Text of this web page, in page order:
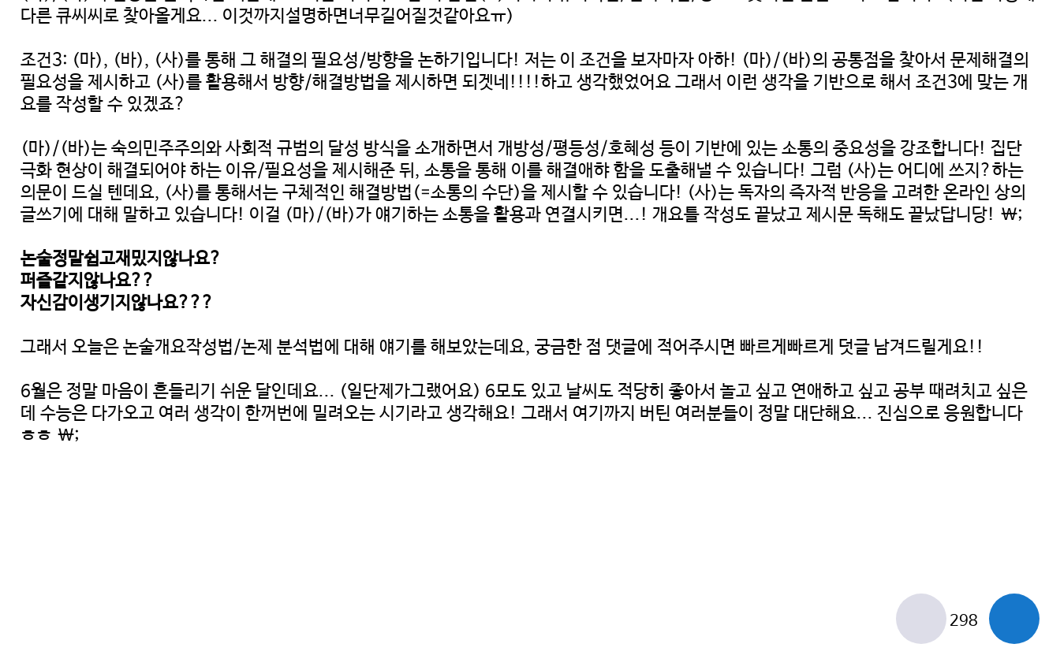
다른 큐씨씨로 찾아올게요... 이것까지설명하면너무길어질것같아요ㅠ)
조건3: (마), (바), (사)를 통해 그 해결의 필요성/방향을 논하기입니다! 저는 이 조건을 보자마자 아하! (마)/(바)의 공통점을 찾아서 문제해결의
필요성을 제시하고 (사)를 활용해서 방향/해결방법을 제시하면 되겟네!!!!하고 생각했었어요 그래서 이런 생각을 기반으로 해서 조건3에 맞는 개
요를 작성할 수 있겠죠?
(마)/(바)는 숙의민주주의와 사회적 규범의 달성 방식을 소개하면서 개방성/평등성/호혜성 등이 기반에 있는 소통의 중요성을 강조합니다! 집단
극화 현상이 해결되어야 하는 이유/필요성을 제시해준 뒤, 소통을 통해 이를 해결애햐 함을 도출해낼 수 있습니다! 그럼 (사)는 어디에 쓰지?하는
의문이 드실 텐데요, (사)를 통해서는 구체적인 해결방법(=소통의 수단)을 제시할 수 있습니다! (사)는 독자의 즉자적 반응을 고려한 온라인 상의
글쓰기에 대해 말하고 있습니다! 이걸 (마)/(바)가 얘기하는 소통을 활용과 연결시키면...! 개요틀 작성도 끝났고 제시문 독해도 끝났답니당! \;
논술정말쉽고재밌지않나요?
퍼즐같지않나요??
자신감이생기지않나요???
그래서 오늘은 논술개요작성법/논제 분석법에 대해 얘기를 해보았는데요, 궁금한 점 댓글에 적어주시면 빠르게빠르게 덧글 남겨드릴게요!!
6월은 정말 마음이 흔들리기 쉬운 달인데요... (일단제가그랬어요) 6모도 있고 날씨도 적당히 좋아서 놀고 싶고 연애하고 싶고 공부 때려치고 싶은
데 수능은 다가오고 여러 생각이 한꺼번에 밀려오는 시기라고 생각해요! 그래서 여기까지 버틴 여러분들이 정말 대단해요... 진심으로 응원합니다
ㅎㅎ \;
298